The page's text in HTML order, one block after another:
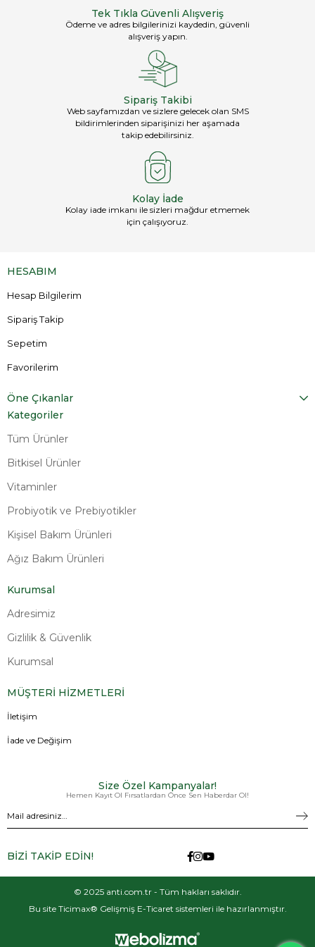
Tek Tıkla Güvenli Alışveriş
Ödeme ve adres bilgilerinizi kaydedin, güvenli
alışveriş yapın.
Sipariş Takibi
Web sayfamızdan ve sizlere gelecek olan SMS
bildirimlerinden siparişinizi her aşamada
takip edebilirsiniz.
Kolay İade
Kolay iade imkanı ile sizleri mağdur etmemek
için çalışıyoruz.
HESABIM
Hesap Bilgilerim
Sipariş Takip
Sepetim
Favorilerim
Öne Çıkanlar
Kategoriler
Tüm Ürünler
Bitkisel Ürünler
Vitaminler
Probiyotik ve Prebiyotikler
Kişisel Bakım Ürünleri
Ağız Bakım Ürünleri
Kurumsal
Adresimiz
Gizlilik & Güvenlik
Kurumsal
MÜŞTERİ HİZMETLERİ
İletişim
İade ve Değişim
Size Özel Kampanyalar!
Hemen Kayıt Ol Fırsatlardan Önce Sen Haberdar Ol!
BİZİ TAKİP EDİN!
© 2025 anti.com.tr - Tüm hakları saklıdır.
Bu site Ticimax® Gelişmiş E-Ticaret sistemleri ile hazırlanmıştır.